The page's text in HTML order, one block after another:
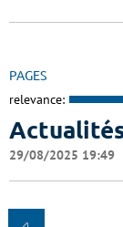
PAGES
relevance:
29/08/2025 19:49